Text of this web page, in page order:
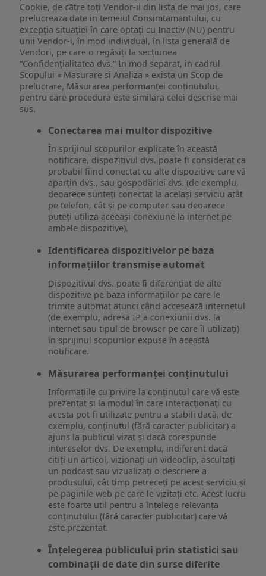
Cookie, de către toți Vendor-ii din lista de mai jos, care
prelucreaza date in temeiul Consimtamantului, cu
excepția situației în care optați cu Inactiv (NU) pentru
unii Vendor-i, în mod individual, în lista generală de
Vendori, pe care o regăsiți la secțiunea
“Confidențialitatea dvs.” In mod separat, in cadrul
Scopului « Masurare si Analiza » exista un Scop de
prelucrare, Măsurarea performanței conținutului,
pentru care procedura este similara celei descrise mai
sus.
Conectarea mai multor dispozitive
În sprijinul scopurilor explicate în această
notificare, dispozitivul dvs. poate fi considerat ca
probabil fiind conectat cu alte dispozitive care vă
aparțin dvs., sau gospodăriei dvs. (de exemplu,
deoarece sunteți conectat la același serviciu atât
pe telefon, cât și pe computer sau deoarece
puteți utiliza aceeași conexiune la internet pe
ambele dispozitive).
Identificarea dispozitivelor pe baza
informațiilor transmise automat
Dispozitivul dvs. poate fi diferențiat de alte
dispozitive pe baza informațiilor pe care le
trimite automat atunci când accesează internetul
(de exemplu, adresa IP a conexiunii dvs. la
internet sau tipul de browser pe care îl utilizați)
în sprijinul scopurilor expuse în această
notificare.
Măsurarea performanței conținutului
Informațiile cu privire la conținutul care vă este
prezentat și la modul în care interacționați cu
acesta pot fi utilizate pentru a stabili dacă, de
exemplu, conținutul (fără caracter publicitar) a
ajuns la publicul vizat și dacă corespunde
intereselor dvs. De exemplu, indiferent dacă
citiți un articol, vizionați un videoclip, ascultați
un podcast sau vizualizați o descriere a
produsului, cât timp petreceți pe acest serviciu și
pe paginile web pe care le vizitați etc. Acest lucru
este foarte util pentru a înțelege relevanța
conținutului (fără caracter publicitar) care vă
este prezentat.
Înțelegerea publicului prin statistici sau
combinații de date din surse diferite